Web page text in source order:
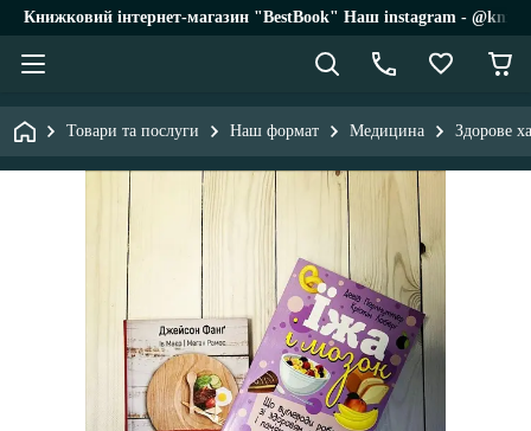
Книжковий інтернет-магазин "BestBook" Наш instagram -
Товари та послуги Наш формат Медицина Здорове